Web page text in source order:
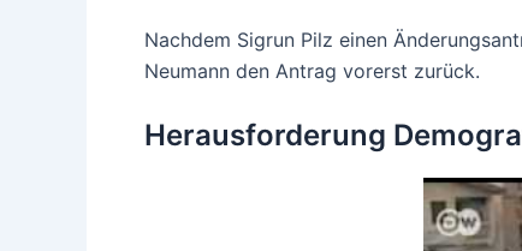
Nachdem Sigrun Pilz einen
Neumann den Antrag vorerst zurück.
Herausforderung